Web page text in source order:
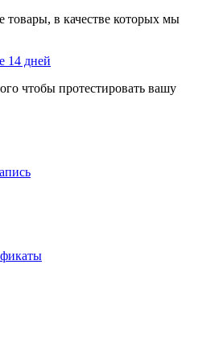
товары, в качестве которых мы
14 дней
чтобы протестировать вашу